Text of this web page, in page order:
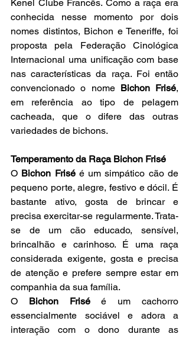
Kenel Clube Francês. Como a raça era
conhecida nesse momento por dois
nomes distintos, Bichon e Teneriffe, foi
proposta pela Federação Cinológica
Internacional uma unificação com base
nas características da raça. Foi então
convencionado o nome Bichon Frisé,
em referência ao tipo de pelagem
cacheada, que o difere das outras
variedades de bichons.
Temperamento da Raça Bichon Frisé
O Bichon Frisé é um simpático cão de
pequeno porte, alegre, festivo e dócil. É
bastante ativo, gosta de brincar e
precisa exercitar-se regularmente. Trata-
se de um cão educado, sensível,
brincalhão e carinhoso. É uma raça
considerada exigente, gosta e precisa
de atenção e prefere sempre estar em
companhia da sua família.
O Bichon Frisé é um cachorro
essencialmente sociável e adora a
interação com o dono durante as